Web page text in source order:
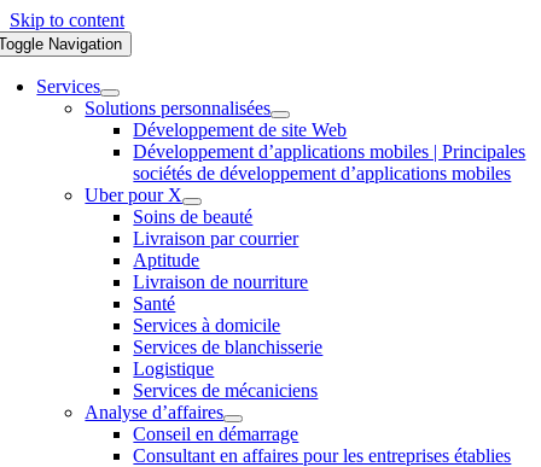
Skip to content
Navigation
Services
Solutions personnalisées
Développement de site Web
Développement d’applications mobiles | Principales
sociétés de développement d’applications mobiles
Uber pour X
Soins de beauté
Livraison par courrier
Aptitude
Livraison de nourriture
Santé
Services à domicile
Services de blanchisserie
Logistique
Services de mécaniciens
Analyse d’affaires
Conseil en démarrage
Consultant en affaires pour les entreprises établies